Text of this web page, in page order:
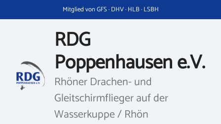
Inhalt
Mitglied von GFS · DHV · HLB · LSBH
RDG
Poppenhausen e.V.
Rhöner Drachen- und
Gleitschirmflieger auf der
Wasserkuppe / Rhön